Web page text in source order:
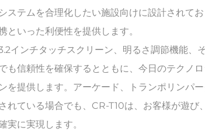
ステムを合理化したい施設向けに設計されて
といった利便性を提供します。
インチタッチスクリーン、明るさ調節機能
も信頼性を確保するとともに、今日のテクノ
を提供します。アーケード、トランポリンパ
れている場合でも、CR-T10は、お客様が遊
実に実現します。